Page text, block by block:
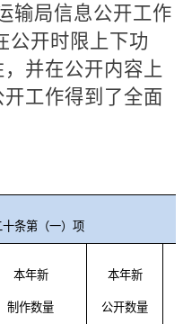
输局信息公开工作
公开时限上下功
并在公开内容上
工作得到了全面
十条第（一）项
本年新
制作数量
本年新
公开数量